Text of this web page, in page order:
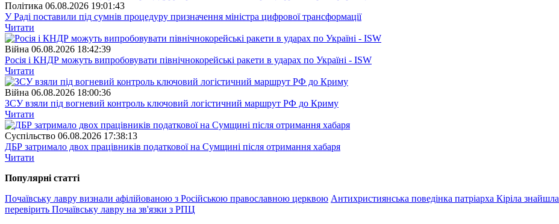
Полiтика 06.08.2026 19:01:43
У Раді поставили під сумнів процедуру призначення міністра цифрової трансформації
Читати
Війна 06.08.2026 18:42:39
Росія і КНДР можуть випробовувати північнокорейські ракети в ударах по Україні - ISW
Читати
Війна 06.08.2026 18:00:36
ЗСУ взяли під вогневий контроль ключовий логістичний маршрут РФ до Криму
Читати
Суспiльство 06.08.2026 17:38:13
ДБР затримало двох працівників податкової на Сумщині після отримання хабаря
Читати
Популярнi статтi
Почаївську лавру визнали афілійованою з Російською православною церквою Антихристиянська поведінка патріарха Кіріла знайшла
перевірить Почаївську лавру на зв'язки з РПЦ